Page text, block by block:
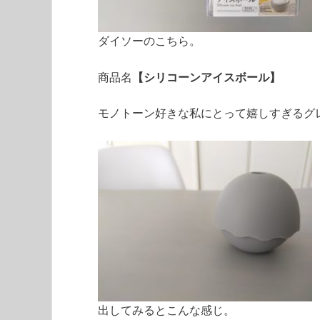
ダイソーのこちら。
商品名 【シリコーンアイスボール】
モノトーン好きな私にとって嬉しすぎるグ
出してみるとこんな感じ。